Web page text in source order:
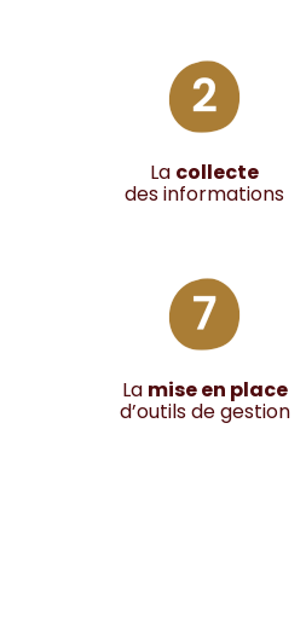
La collecte
des informations
La mise en place
d’outils de gestion